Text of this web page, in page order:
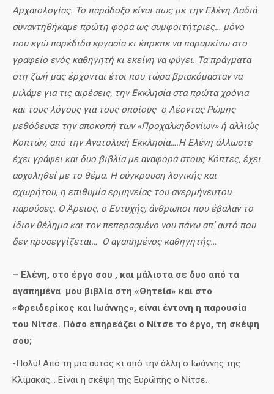
Αρχαιολογίας. Το παράδοξο είναι πως με την Ελένη Λαδιά
συναντηθήκαμε πρώτη φορά ως συμφοιτήτριες… μόνο
που εγώ παρέδιδα εργασία κι έπρεπε να παραμείνω στο
γραφείο ενός καθηγητή κι εκείνη να φύγει. Τα πράγματα
στη ζωή μας έρχονται έτσι που τώρα βρισκόμασταν να
μιλάμε για τις αιρέσεις, την Εκκλησία στα πρώτα χρόνια
και τους λόγους για τους οποίους ο Λέοντας Ρώμης
μεθόδευσε την αποκοπή των «Προχαλκηδονίων» ή αλλιώς
Κοπτών, από την Ανατολική Εκκλησία….Η Ελένη άλλωστε
έχει γράψει και δυο βιβλία με αναφορά στους Κόπτες, έχει
ασχοληθεί με το θέμα. Η σύγκρουση λογικής και
αχωρήτου, η επιθυμία ερμηνείας του ανερμήνευτου
παρούσες. Ο Άρειος, ο Ευτυχής, άνθρωποι που έβαλαν το
ίδιον θέλημα και τον πεπερασμένο νου πάνω απ’ αυτό που
δεν προσεγγίζεται… Ο αγαπημένος καθηγητής…
– Ελένη, στο έργο σου , και μάλιστα σε δυο από τα
αγαπημένα μου βιβλία στη «Θητεία» και στο
«Φρειδερίκος και Ιωάννης», είναι έντονη η παρουσία
του Νίτσε. Πόσο επηρεάζει ο Νίτσε το έργο, τη σκέψη
σου;
-Πολύ! Από τη μια αυτός κι από την άλλη ο Ιωάννης της
Κλίμακας… Είναι η σκέψη της Ευρώπης ο Νίτσε.